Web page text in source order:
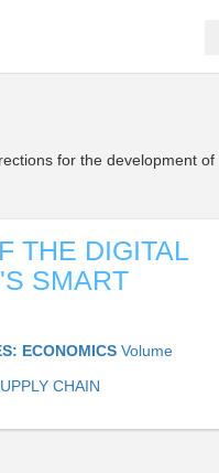
for the development
THE DIGITAL
SMART
ECONOMICS Volume
CHAIN